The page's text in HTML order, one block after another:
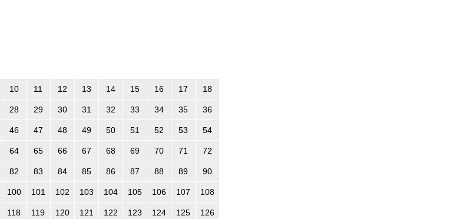
10 11 12 13 14 15 16 17 18
28 29 30 31 32 33 34 35 36
46 47 48 49 50 51 52 53 54
64 65 66 67 68 69 70 71 72
82 83 84 85 86 87 88 89 90
100 101 102 103 104 105 106 107 108
118 119 120 121 122 123 124 125 126